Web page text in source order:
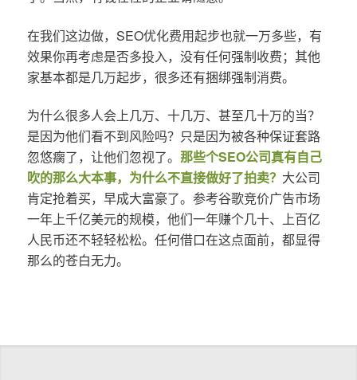
在我们这边做，SEO优化费用起步也就一万多些，有
效果你再考虑是否多投入，没有任何强制收费；其他
家基本都是几万起步，很多还有捆绑强制消费。
为什么很多人会上几万、十几万、甚至几十万的当？
是因为他们看不到风险吗？只是因为被各种保证套路
忽悠瘸了，让他们忽视了。 那些个SEO公司真有自己
吹的那么大本事，为什么不直接做好了拍卖？ 大公司
肯定抢着买，早成大富豪了。参考谷歌竞价广告市场
一年上千亿美元的规模，他们一年赚个几十、上百亿
人民币还不轻轻松松。任何借口在这点面前，都显得
那么的苍白无力。